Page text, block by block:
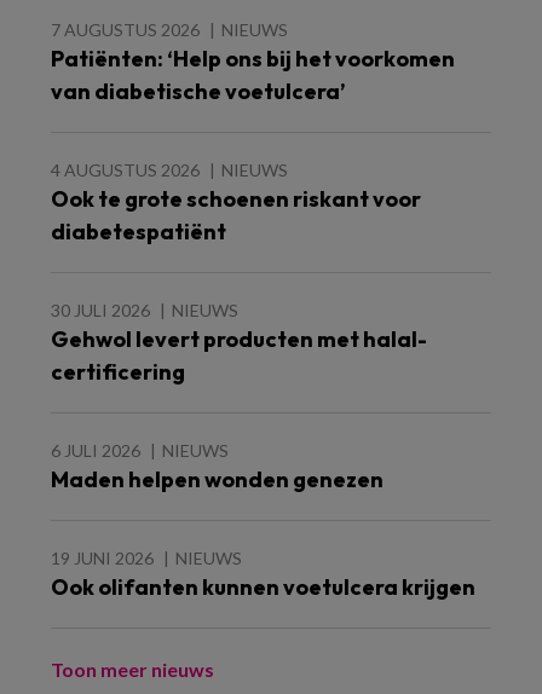
7 AUGUSTUS 2026 NIEUWS
Patiënten: ‘Help ons bij het voorkomen
van diabetische voetulcera’
4 AUGUSTUS 2026 NIEUWS
Ook te grote schoenen riskant voor
diabetespatiënt
30 JULI 2026 NIEUWS
Gehwol levert producten met halal-
certificering
6 JULI 2026 NIEUWS
Maden helpen wonden genezen
19 JUNI 2026 NIEUWS
Ook olifanten kunnen voetulcera krijgen
Toon meer nieuws